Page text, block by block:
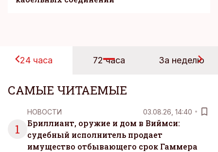
24 часа 72 часа За неделю
САМЫЕ ЧИТАЕМЫЕ
1
НОВОСТИ 03.08.26, 14:40
Бриллиант, оружие и дом в Виймси:
судебный исполнитель продает
имущество отбывающего срок Гаммера